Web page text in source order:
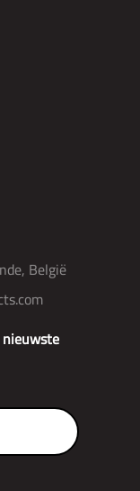
België